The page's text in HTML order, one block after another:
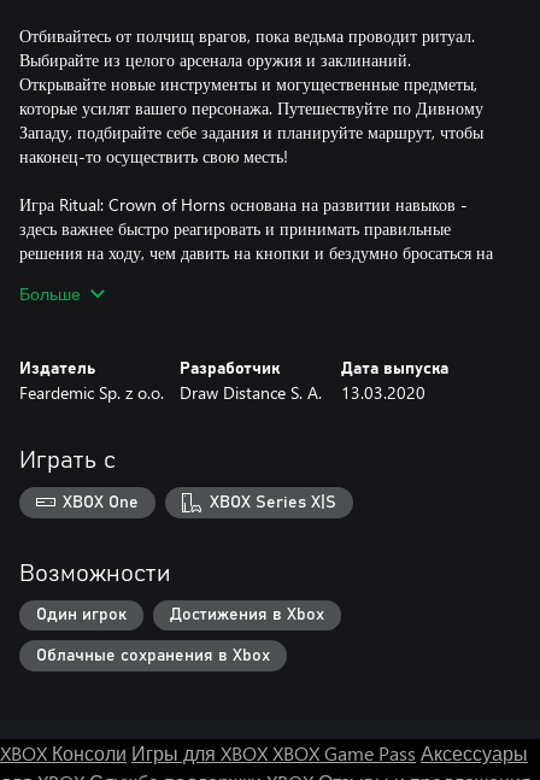
Отбивайтесь от полчищ врагов, пока ведьма проводит ритуал.
Выбирайте из целого арсенала оружия и заклинаний.
Открывайте новые инструменты и могущественные предметы,
которые усилят вашего персонажа. Путешествуйте по Дивному
Западу, подбирайте себе задания и планируйте маршрут, чтобы
наконец-то осуществить свою месть!
Игра Ritual: Crown of Horns основана на развитии навыков -
здесь важнее быстро реагировать и принимать правильные
решения на ходу, чем давить на кнопки и бездумно бросаться на
Больше
Издатель
Feardemic Sp. z o.o.
Разработчик
Draw Distance S. A.
Дата выпуска
13.03.2020
Играть с
XBOX One XBOX Series X|S
Возможности
Один игрок Достижения в Xbox
Облачные сохранения в Xbox
XBOX Консоли Игры для XBOXXBOX Game Pass Аксессуары